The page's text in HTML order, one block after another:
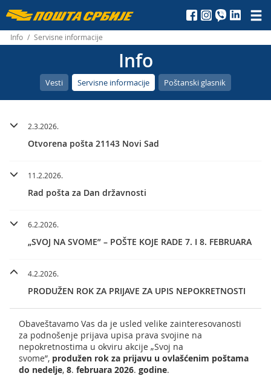
Пошта
Србије
д.о.о.
Info / Servisne informacije
Info
Vesti Servisne informacije Poštanski glasnik
2.3.2026.
Otvorena pošta 21143 Novi Sad
11.2.2026.
Rad pošta za Dan državnosti
6.2.2026.
„SVOJ NA SVOME” – POŠTE KOJE RADE 7. I 8. FEBRUARA
4.2.2026.
PRODUŽEN ROK ZA PRIJAVE ZA UPIS NEPOKRETNOSTI
Obaveštavamo Vas da je usled velike zainteresovanosti
za podnošenje prijava upisa prava svojine na
nepokretnostima u okviru akcije „Svoj na
svome”, produžen rok za prijavu u ovlašćenim poštama
do nedelje, 8. februara 2026. godine.